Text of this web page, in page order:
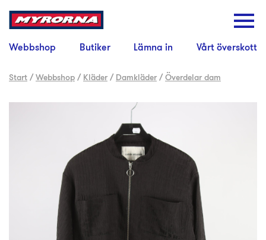
Webbshop Butiker Lämna in Vårt överskott
Start /Webbshop / Kläder / Damkläder /Överdelar dam